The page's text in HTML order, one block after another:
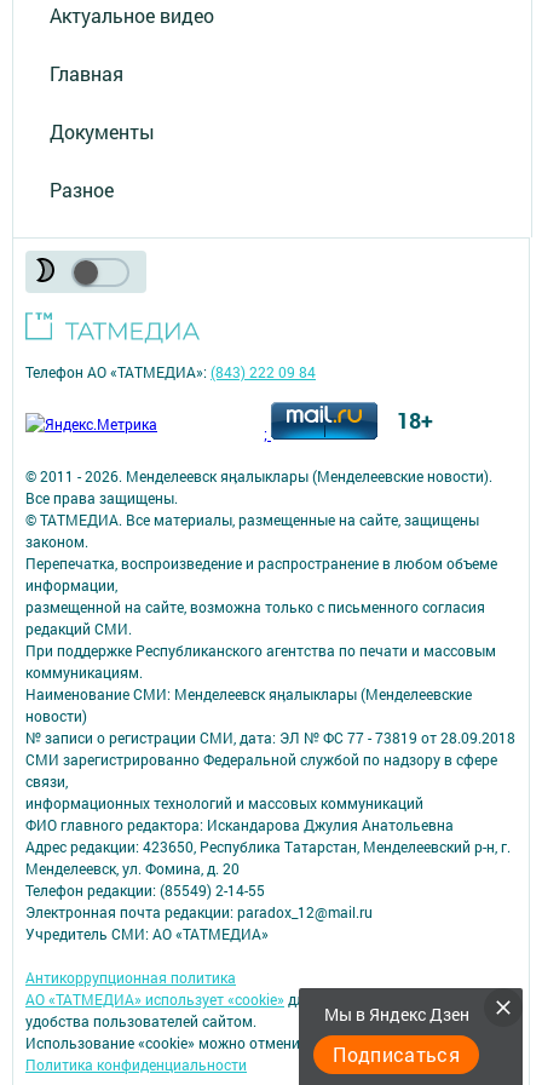
Актуальное видео
Главная
Документы
Разное
Мы в Яндекс Дзен
Подписаться
© 2011 - 2026. Менделеевск яӊалыклары (Менделеевские новости).
Все права защищены.
© ТАТМЕДИА. Все материалы, размещенные на сайте, защищены
законом.
Перепечатка, воспроизведение и распространение в любом объеме
информации,
размещенной на сайте, возможна только с письменного согласия
редакций СМИ.
При поддержке Республиканского агентства по печати и массовым
коммуникациям.
Наименование СМИ: Менделеевск яӊалыклары (Менделеевские
новости)
№ записи о регистрации СМИ, дата: ЭЛ № ФС 77 - 73819 от 28.09.2018
СМИ зарегистрированно Федеральной службой по надзору в сфере
связи,
информационных технологий и массовых коммуникаций
ФИО главного редактора: Искандарова Джулия Анатольевна
Адрес редакции: 423650, Республика Татарстан, Менделеевский р-н, г.
Менделеевск, ул. Фомина, д. 20
Телефон редакции: (85549) 2-14-55
Электронная почта редакции: paradox_12@mail.ru
Учредитель СМИ: АО «ТАТМЕДИА»
Антикоррупционная политика
АО «ТАТМЕДИА» использует «cookie» для персонализации сервисов и
удобства пользователей сайтом.
Использование «cookie» можно отменить в настройках браузера.
Политика конфиденциальности
Телефон АО «ТАТМЕДИА»:(843) 222 09 84
; 18+